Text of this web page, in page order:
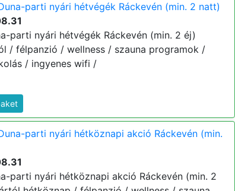
parti nyári hétvégék Ráckevén (min. 2 natt)
parti nyári hétvégék Ráckevén (min. 2 éj)
/ félpanzió / wellness / szauna programok /
/ ingyenes wifi /
parti nyári hétköznapi akció Ráckevén (min.
parti nyári hétköznapi akció Ráckevén (min. 2